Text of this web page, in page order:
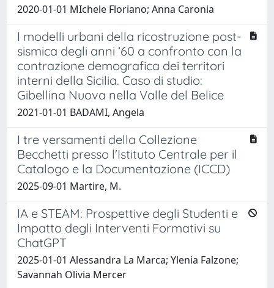
2020-01-01 MIchele Floriano; Anna Caronia
I modelli urbani della ricostruzione post-
sismica degli anni ‘60 a confronto con la
contrazione demografica dei territori
interni della Sicilia. Caso di studio:
Gibellina Nuova nella Valle del Belice
2021-01-01 BADAMI, Angela
I tre versamenti della Collezione
Becchetti presso l'Istituto Centrale per il
Catalogo e la Documentazione (ICCD)
2025-09-01 Martire, M.
IA e STEAM: Prospettive degli Studenti e
Impatto degli Interventi Formativi su
ChatGPT
2025-01-01 Alessandra La Marca; Ylenia Falzone;
Savannah Olivia Mercer